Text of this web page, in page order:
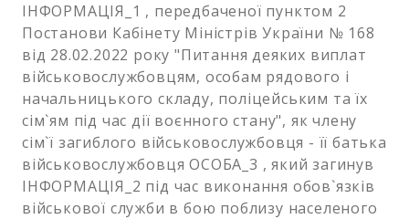
ІНФОРМАЦІЯ_1 , передбаченої пунктом 2
Постанови Кабінету Міністрів України № 168
від 28.02.2022 року "Питання деяких виплат
військовослужбовцям, особам рядового і
начальницького складу, поліцейським та їх
сім`ям під час дії воєнного стану", як члену
сім`ї загиблого військовослужбовця - її батька
військовослужбовця ОСОБА_3 , який загинув
ІНФОРМАЦІЯ_2 під час виконання обов`язків
військової служби в бою поблизу населеного